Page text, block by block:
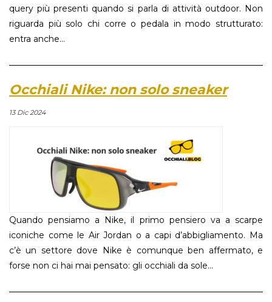
query più presenti quando si parla di attività outdoor. Non
riguarda più solo chi corre o pedala in modo strutturato:
entra anche...
Occhiali Nike: non solo sneaker
13 Dic 2024
Quando pensiamo a Nike, il primo pensiero va a scarpe
iconiche come le Air Jordan o a capi d’abbigliamento. Ma
c’è un settore dove Nike è comunque ben affermato, e
forse non ci hai mai pensato: gli occhiali da sole...